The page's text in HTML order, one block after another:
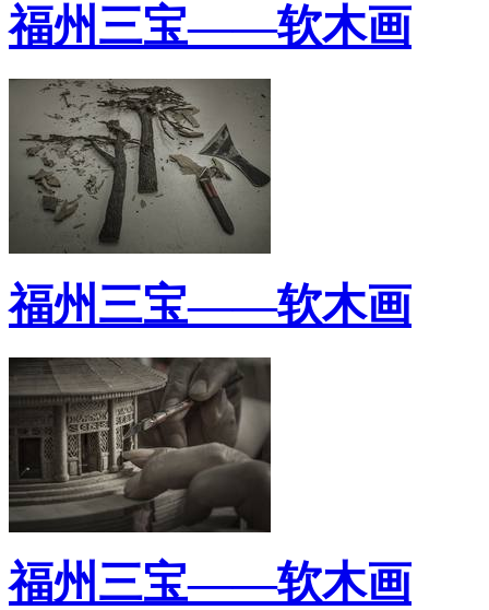
福州三宝——软木画
福州三宝——软木画
福州三宝——软木画